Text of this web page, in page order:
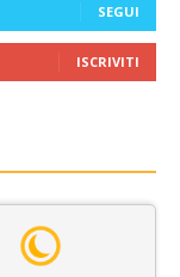
SEGUI
ISCRIVITI